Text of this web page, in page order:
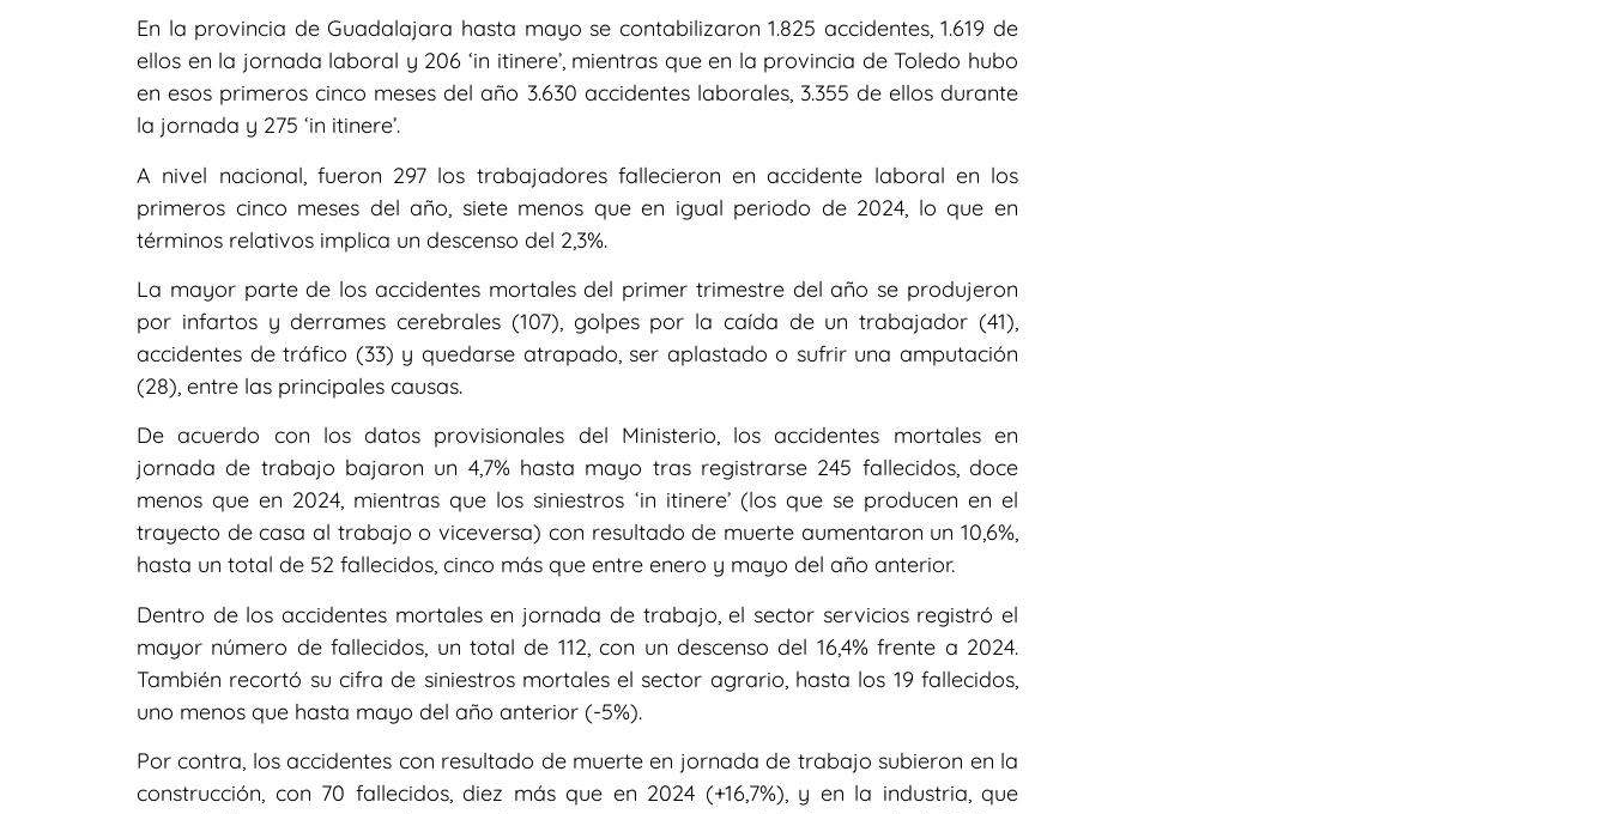
En la provincia de Guadalajara hasta mayo se contabilizaron 1.825 accidentes, 1.619 de
ellos en la jornada laboral y 206 ‘in itinere’, mientras que en la provincia de Toledo hubo
en esos primeros cinco meses del año 3.630 accidentes laborales, 3.355 de ellos durante
la jornada y 275 ‘in itinere’.
A nivel nacional, fueron 297 los trabajadores fallecieron en accidente laboral en los
primeros cinco meses del año, siete menos que en igual periodo de 2024, lo que en
términos relativos implica un descenso del 2,3%.
La mayor parte de los accidentes mortales del primer trimestre del año se produjeron
por infartos y derrames cerebrales (107), golpes por la caída de un trabajador (41),
accidentes de tráfico (33) y quedarse atrapado, ser aplastado o sufrir una amputación
(28), entre las principales causas.
De acuerdo con los datos provisionales del Ministerio, los accidentes mortales en
jornada de trabajo bajaron un 4,7% hasta mayo tras registrarse 245 fallecidos, doce
menos que en 2024, mientras que los siniestros ‘in itinere’ (los que se producen en el
trayecto de casa al trabajo o viceversa) con resultado de muerte aumentaron un 10,6%,
hasta un total de 52 fallecidos, cinco más que entre enero y mayo del año anterior.
Dentro de los accidentes mortales en jornada de trabajo, el sector servicios registró el
mayor número de fallecidos, un total de 112, con un descenso del 16,4% frente a 2024.
También recortó su cifra de siniestros mortales el sector agrario, hasta los 19 fallecidos,
uno menos que hasta mayo del año anterior (-5%).
Por contra, los accidentes con resultado de muerte en jornada de trabajo subieron en la
construcción, con 70 fallecidos, diez más que en 2024 (+16,7%), y en la industria, que